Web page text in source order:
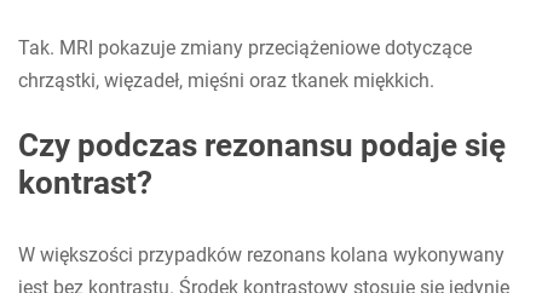
Tak. MRI pokazuje zmiany przeciążeniowe dotyczące
chrząstki, więzadeł, mięśni oraz tkanek miękkich.
Czy podczas rezonansu podaje się
kontrast?
W większości przypadków rezonans kolana wykonywany
jest bez kontrastu. Środek kontrastowy stosuje się jedynie